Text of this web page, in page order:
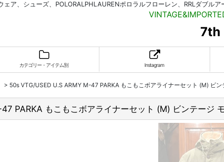
ェア、シューズ、POLORALPHLAURENポロラルフローレン、RRLダブル
7th
カテゴリー・アイテム別 Instagram
> 50s VTG/USED U.S ARMY M-47 PARKA もこもこボアライナーセット (M) ビン
PARKA もこもこボアライナーセット (M) ビンテージ